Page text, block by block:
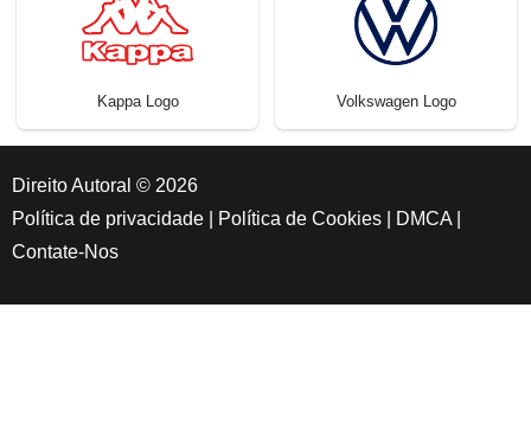
Kappa Logo Volkswagen Logo
Direito Autoral © 2026
Política de privacidade
Política de Cookies DMCA
Contate-Nos